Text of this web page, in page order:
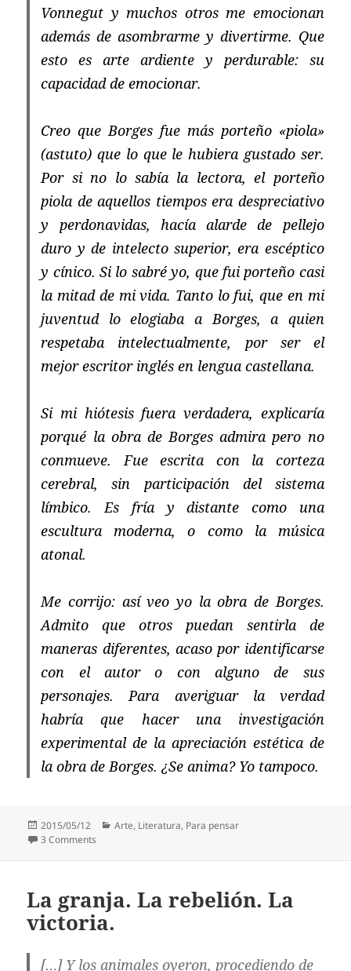
Vonnegut y muchos otros me emocionan
además de asombrarme y divertirme. Que
esto es arte ardiente y perdurable: su
capacidad de emocionar.
Creo que Borges fue más porteño «piola»
(astuto) que lo que le hubiera gustado ser.
Por si no lo sabía la lectora, el porteño
piola de aquellos tiempos era despreciativo
y perdonavidas, hacía alarde de pellejo
duro y de intelecto superior, era escéptico
y cínico. Si lo sabré yo, que fui porteño casi
la mitad de mi vida. Tanto lo fui, que en mi
juventud lo elogiaba a Borges, a quien
respetaba intelectualmente, por ser el
mejor escritor inglés en lengua castellana.
Si mi hiótesis fuera verdadera, explicaría
porqué la obra de Borges admira pero no
conmueve. Fue escrita con la corteza
cerebral, sin participación del sistema
límbico. Es fría y distante como una
escultura moderna, o como la música
atonal.
Me corrijo: así veo yo la obra de Borges.
Admito que otros puedan sentirla de
maneras diferentes, acaso por identificarse
con el autor o con alguno de sus
personajes. Para averiguar la verdad
habría que hacer una investigación
experimental de la apreciación estética de
la obra de Borges. ¿Se anima? Yo tampoco.
Posted
on
2015/05/12 Categories
Arte, Literatura, Para pensar
3 Comments
La granja. La rebelión. La
victoria.
[…] Y los animales oyeron, procediendo de